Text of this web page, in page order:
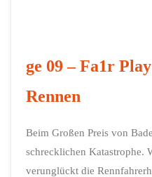
ge 09 – Fa1r
Rennen
Beim Großen Preis von
schrecklichen Katastrophe.
verunglückt die